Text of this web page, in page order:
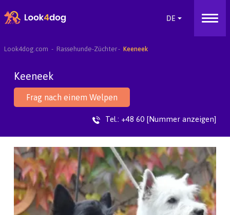
Look4dog.com Rassehunde-Züchter Keeneek
Keeneek
Frag nach einem Welpen
Tel.: +48 60 [Nummer anzeigen]